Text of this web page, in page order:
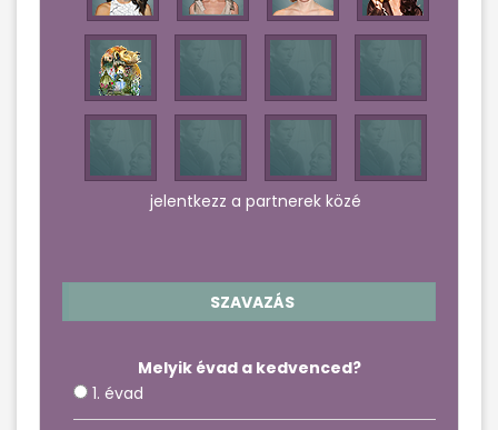
jelentkezz a partnerek közé
SZAVAZÁS
Melyik évad a kedvenced?
1. évad